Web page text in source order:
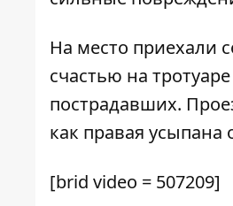
На место приехали
счастью на
пострадавших.
как правая усыпана
[brid video = 507209]